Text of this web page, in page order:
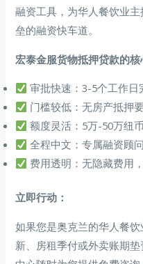
融资工具，为华人餐饮业
垒的融资快车道。
宏泰金服货物抵押贷款的核
审批快速：3-5个工作日
门槛较低：无房产抵押
额度灵活：5万-50万纽
全程中文：专属融资顾
费用透明：无隐藏费用
立即行动：
如果您是奥克兰的华人餐
新、房租季付或外卖账期